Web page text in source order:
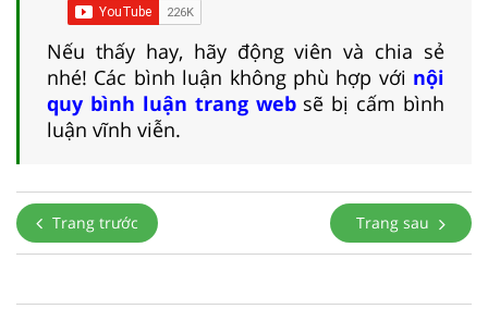
Nếu thấy hay, hãy động viên và chia sẻ
nhé! Các bình luận không phù hợp với nội
quy bình luận trang websẽ bị cấm bình
luận vĩnh viễn.
Trang trước Trang sau